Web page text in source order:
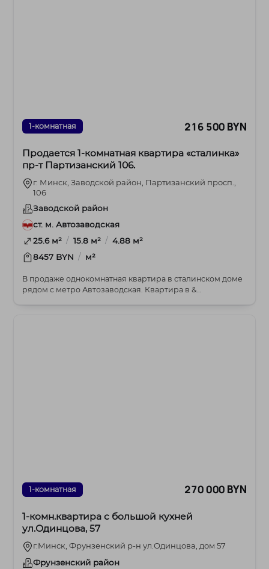
1-комнатная 216 500 BYN
Продается 1-комнатная квартира «сталинка»
пр-т Партизанский 106.
г. Минск, Заводской район, Партизанский просп.,
106
Заводской район
ст. м. Автозаводская
25.6 м² / 15.8 м² / 4.88 м²
8457 BYN / м²
В продаже однокомнатная квартира в сталинском доме
рядом с метро Автозаводская. Квартира в &...
1-комнатная 270 000 BYN
1-комн.квартира с большой кухней
ул.Одинцова, 57
г.Минск, Фрунзенский р-н ул.Одинцова, дом 57
Фрунзенский район